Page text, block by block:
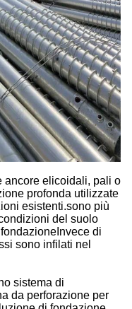
ancore elicoidali, pali o
profonda utilizzate
esistenti.sono più
del suolo
di
sono infilati nel
sistema di
da perforazione per